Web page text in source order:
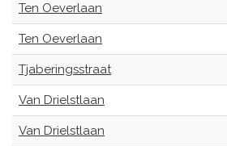
Ten Oeverlaan
Ten Oeverlaan
Tjaberingsstraat
Van Drielstlaan
Van Drielstlaan